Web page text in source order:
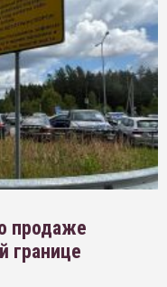
продаже
границе